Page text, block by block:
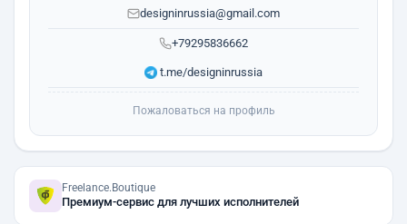
+79295836662
designinrussia@gmail.com
t.me/designinrussia
Пожаловаться на профиль
Freelance.Boutique
Премиум-сервис для лучших исполнителей